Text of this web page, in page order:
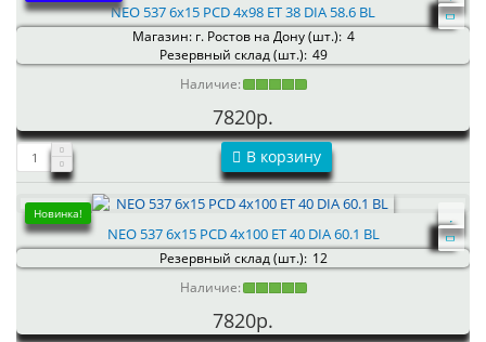
NEO 537 6x15 PCD 4x98 ET 38 DIA 58.6 BL
Магазин: г. Ростов на Дону (шт.): 4
Резервный склад (шт.): 49
Наличие:
7820р.
В корзину
Новинка!
NEO 537 6x15 PCD 4x100 ET 40 DIA 60.1 BL
Резервный склад (шт.): 12
Наличие:
7820р.